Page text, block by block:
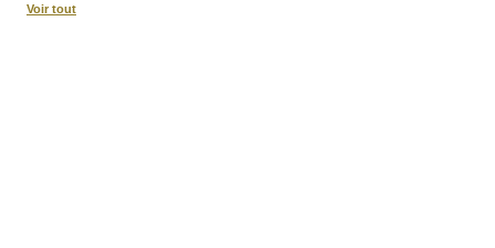
Voir tout